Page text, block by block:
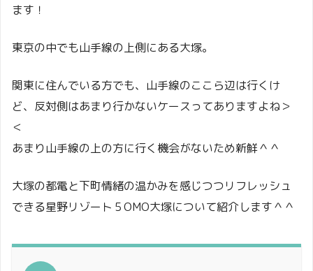
ます！
東京の中でも山手線の上側にある大塚。
関東に住んでいる方でも、山手線のここら辺は行くけ
ど、反対側はあまり行かないケースってありますよね＞
＜
あまり山手線の上の方に行く機会がないため新鮮＾＾
大塚の都電と下町情緒の温かみを感じつつリフレッシュ
できる星野リゾート５OMO大塚について紹介します＾＾